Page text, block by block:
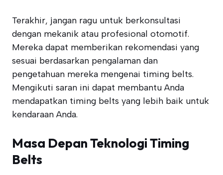
Terakhir, jangan ragu untuk berkonsultasi
dengan mekanik atau profesional otomotif.
Mereka dapat memberikan rekomendasi yang
sesuai berdasarkan pengalaman dan
pengetahuan mereka mengenai timing belts.
Mengikuti saran ini dapat membantu Anda
mendapatkan timing belts yang lebih baik untuk
kendaraan Anda.
Masa Depan Teknologi Timing
Belts